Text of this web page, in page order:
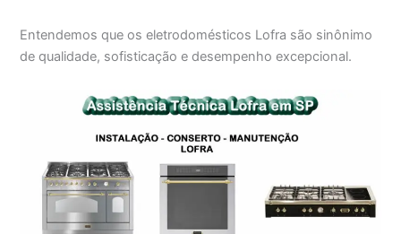
Entendemos que os eletrodomésticos Lofra são sinônimo
de qualidade, sofisticação e desempenho excepcional.